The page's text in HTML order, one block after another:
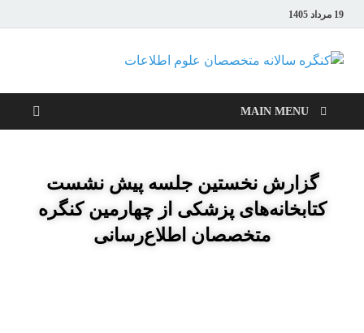
19 مرداد 1405
کنگره
سالانه
علوم
اطلاعات
MAIN MENU
گزارش نخستین جلسه پیش نشست
کتابخانه‌های پزشکی از چهارمین کنگره
متخصصان اطلاع‌رسانی